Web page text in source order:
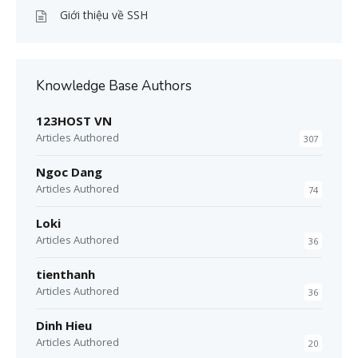
Giới thiệu về SSH
Knowledge Base Authors
123HOST VN
Articles Authored 307
Ngoc Dang
Articles Authored 74
Loki
Articles Authored 36
tienthanh
Articles Authored 36
Dinh Hieu
Articles Authored 20